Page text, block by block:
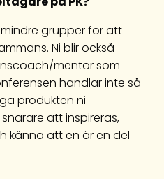
grupper för att
Ni blir också
mentor som
handlar inte så
produkten ni
att inspireras,
känna att en är en del